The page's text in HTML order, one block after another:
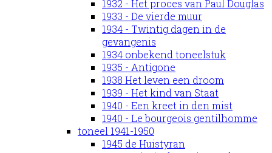
1932 - Het proces van Paul Douglas
1933 - De vierde muur
1934 - Twintig dagen in de
gevangenis
1934 onbekend toneelstuk
1935 - Antigone
1938 Het leven een droom
1939 - Het kind van Staat
1940 - Een kreet in den mist
1940 - Le bourgeois gentilhomme
toneel 1941-1950
1945 de Huistyran